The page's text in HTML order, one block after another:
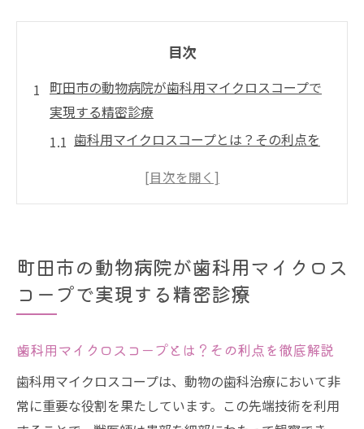
目次
町田市の動物病院が歯科用マイクロスコープで
実現する精密診療
歯科用マイクロスコープとは？その利点を
精密診療でペットの歯の健康を守る方法
歯科用マイクロスコープがもたらす診断の
正確性
事例
動物病院での歯科用マイクロスコープの役
割とは
町田市の動物病院が歯科用マイクロス
コープで実現する精密診療
歯科用マイクロスコープとは？その利点を徹底解説
歯科用マイクロスコープは、動物の歯科治療において非
常に重要な役割を果たしています。この先端技術を利用